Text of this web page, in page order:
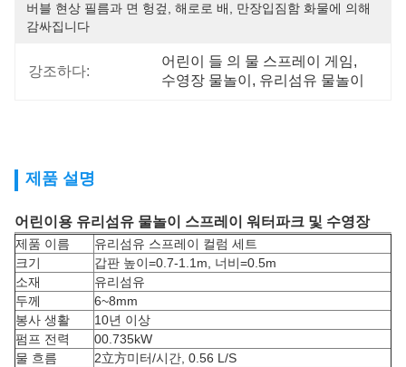
버블 현상 필름과 면 헝겊, 해로로 배, 만장입짐함 화물에 의해
감싸집니다
강조하다:
어린이 들 의 물 스프레이 게임,
수영장 물놀이 , 유리섬유 물놀이
제품 설명
어린이용 유리섬유 물놀이 스프레이 워터파크 및 수영장
제품 이름
유리섬유 스프레이 컬럼 세트
크기
갑판 높이=0.7-1.1m, 너비=0.5m
소재
유리섬유
두께
6~8mm
봉사 생활
10년 이상
펌프 전력
00.735kW
물 흐름
2立方미터/시간, 0.56 L/S